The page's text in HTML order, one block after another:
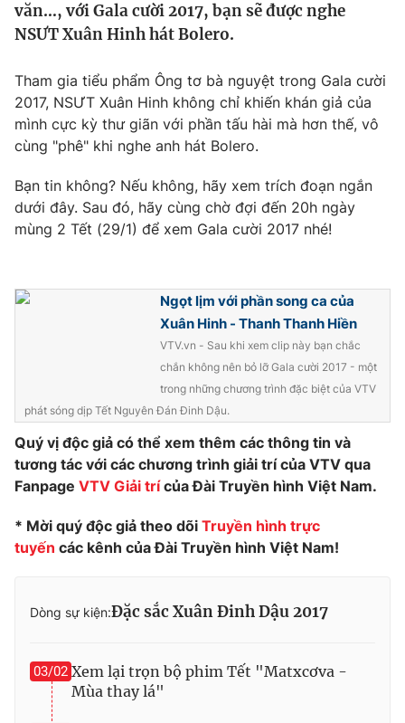
Thế giới
Thế giới đó đây
Câu chuyện quốc tế
Kinh tế
Tài chính
Thị trường
Góc doanh nghiệp
Dữ liệu và đời sống
Truyền hình
Phim VTV
Nhân vật
Giải trí
Đời sống
Học trực tuyến
Hitech Công nghệ tương lai
Sản phẩm
Tư vấn
Giao lưu trực tuyến
Lịch phát sóng
Podcast
Video
văn…, với Gala cười 2017, bạn sẽ được nghe
NSƯT Xuân Hinh hát Bolero.
Tham gia tiểu phẩm Ông tơ bà nguyệt trong Gala cười
2017, NSƯT Xuân Hinh không chỉ khiến khán giả của
mình cực kỳ thư giãn với phần tấu hài mà hơn thế, vô
cùng "phê" khi nghe anh hát Bolero.
Bạn tin không? Nếu không, hãy xem trích đoạn ngắn
dưới đây. Sau đó, hãy cùng chờ đợi đến 20h ngày
mùng 2 Tết (29/1) để xem Gala cười 2017 nhé!
Ngọt lịm với phần song ca của
Xuân Hinh - Thanh Thanh Hiền
VTV.vn - Sau khi xem clip này bạn chắc
chắn không nên bỏ lỡ Gala cười 2017 - một
trong những chương trình đặc biệt của VTV
phát sóng dịp Tết Nguyên Đán Đinh Dậu.
Quý vị độc giả có thể xem thêm các thông tin và
tương tác với các chương trình giải trí của VTV qua
Fanpage VTV Giải trícủa Đài Truyền hình Việt Nam.
* Mời quý độc giả theo dõi Truyền hình trực
tuyến các kênh của Đài Truyền hình Việt Nam!
Dòng sự kiện:Đặc sắc Xuân Đinh Dậu 2017
03/02 Xem lại trọn bộ phim Tết "Matxcơva -
Mùa thay lá"